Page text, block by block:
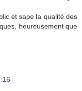
et sape la qualité des
heureusement que